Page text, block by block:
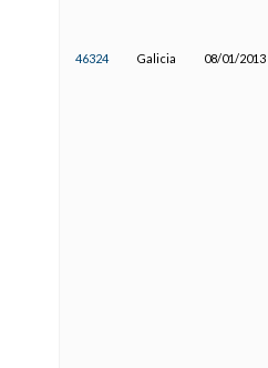
46324 Galicia 08/01/2013